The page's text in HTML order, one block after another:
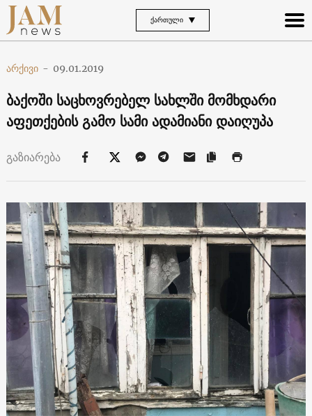
ᲥᲐᲠᲗᲣᲚᲘ
არქივი - 09.01.2019
ბაქოში საცხოვრებელ სახლში მომხდარი
აფეთქების გამო სამი ადამიანი დაიღუპა
გაზიარება